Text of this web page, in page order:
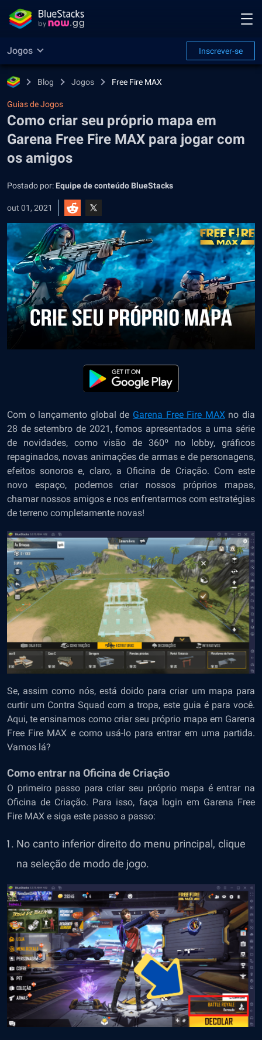
Jogos Inscrever-se
Blog Jogos Free Fire MAX
Guias de Jogos
Como criar seu próprio mapa em
Garena Free Fire MAX para jogar com
os amigos
Postado por: Equipe de conteúdo BlueStacks
out 01, 2021
Com o lançamento global de Garena Free Fire MAX no dia
28 de setembro de 2021, fomos apresentados a uma série
de novidades, como visão de 360º no lobby, gráficos
repaginados, novas animações de armas e de personagens,
efeitos sonoros e, claro, a Oficina de Criação. Com este
novo espaço, podemos criar nossos próprios mapas,
chamar nossos amigos e nos enfrentarmos com estratégias
de terreno completamente novas!
Se, assim como nós, está doido para criar um mapa para
curtir um Contra Squad com a tropa, este guia é para você.
Aqui, te ensinamos como criar seu próprio mapa em Garena
Free Fire MAX e como usá-lo para entrar em uma partida.
Vamos lá?
Como entrar na Oficina de Criação
O primeiro passo para criar seu próprio mapa é entrar na
Oficina de Criação. Para isso, faça login em Garena Free
Fire MAX e siga este passo a passo:
No canto inferior direito do menu principal, clique
na seleção de modo de jogo.